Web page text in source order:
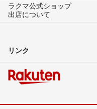
ラクマ公式ショップ
出店について
リンク